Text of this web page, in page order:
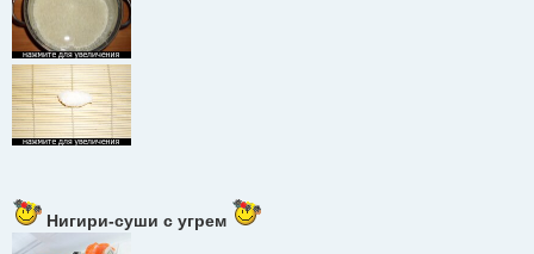
Нигири-суши с угрем